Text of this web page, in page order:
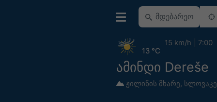
ამინდი Dereše
ჟილინის მხარე,
13 °C
15 km/h 7:00